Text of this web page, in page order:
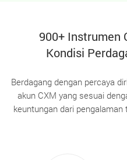
900+ Instrumen
Kondisi
Berdagang dengan percaya
akun CXM yang sesuai
keuntungan dari